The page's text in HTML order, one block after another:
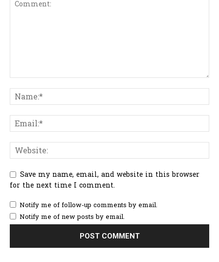
Save my name, email, and website in this browser
for the next time I comment.
Notify me of follow-up comments by email.
Notify me of new posts by email.